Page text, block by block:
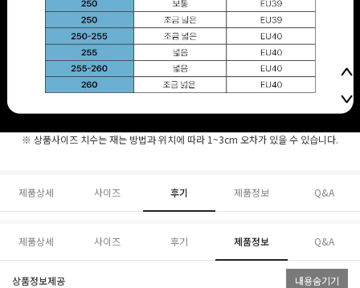
※ 상품사이즈 치수는 재는 방법과 위치에 따라 1~3cm 오차가 있을 수 있습니다.
제품상세 사이즈 후기 제품정보 Q&A
제품상세 사이즈 후기 제품정보 Q&A
상품정보제공 내용숨기기